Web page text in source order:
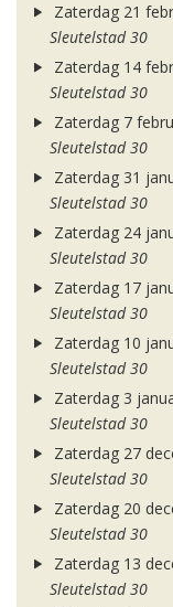
Zaterdag 21
Sleutelstad 30
Zaterdag 14
Sleutelstad 30
Zaterdag 7
Sleutelstad 30
Zaterdag 31
Sleutelstad 30
Zaterdag 24
Sleutelstad 30
Zaterdag 17
Sleutelstad 30
Zaterdag 10
Sleutelstad 30
Zaterdag 3
Sleutelstad 30
Zaterdag 27
Sleutelstad 30
Zaterdag 20
Sleutelstad 30
Zaterdag 13
Sleutelstad 30